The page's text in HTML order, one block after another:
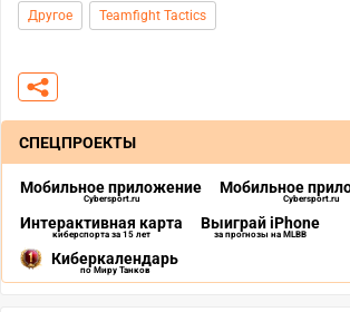
Другое Teamfight Tactics
СПЕЦПРОЕКТЫ
Мобильное приложение
Cybersport.ru
Мобильное
Cybersport.ru
Интерактивная карта
киберспорта за 15 лет
Выиграй iPhone
за прогнозы на MLBB
Киберкалендарь
по Миру Танков